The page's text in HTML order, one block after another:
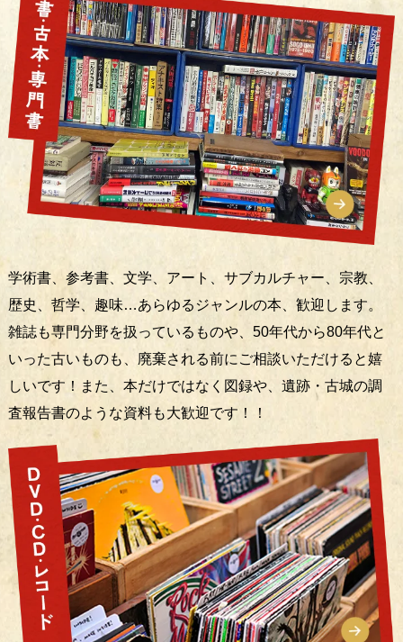
学術書、参考書、文学、アート、サブカルチャー、宗教、
歴史、哲学、趣味…あらゆるジャンルの本、歓迎します。
雑誌も専門分野を扱っているものや、50年代から80年代と
いった古いものも、廃棄される前にご相談いただけると嬉
しいです！また、本だけではなく図録や、遺跡・古城の調
査報告書のような資料も大歓迎です！！